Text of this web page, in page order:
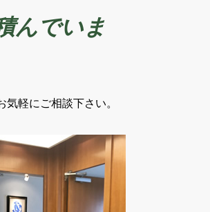
んでいま
軽にご相談下さい。